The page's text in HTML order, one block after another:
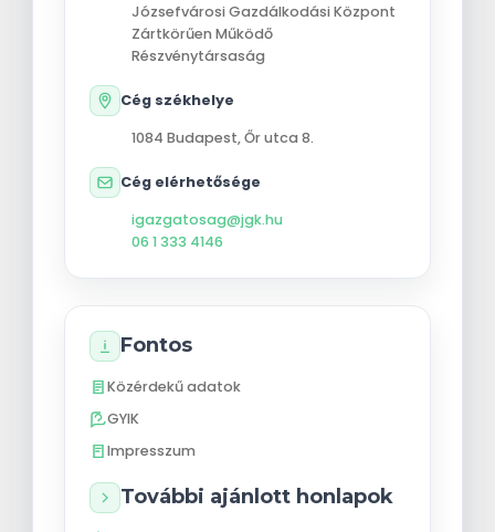
Józsefvárosi Gazdálkodási Központ
Zártkörűen Működő
Részvénytársaság
Cég székhelye
1084 Budapest,Őr utca 8.
Cég elérhetősége
igazgatosag@jgk.hu
06 1 333 4146
Fontos
Közérdekű adatok
GYIK
Impresszum
További ajánlott honlapok